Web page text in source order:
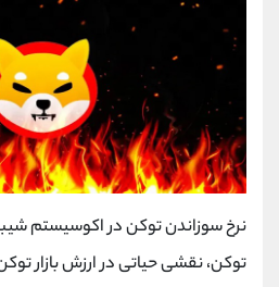
نرخ سوزاندن توکن در اکوسیستم شیبا
توکن، نقشی حیاتی در ارزش بازار